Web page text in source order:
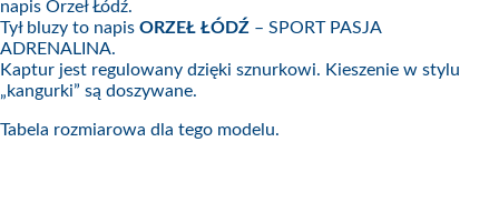
napis Orzeł Łódź.
Tył bluzy to napis ORZEŁ ŁÓDŹ – SPORT PASJA
ADRENALINA.
Kaptur jest regulowany dzięki sznurkowi. Kieszenie w stylu
„kangurki” są doszywane.
Tabela rozmiarowa dla tego modelu.